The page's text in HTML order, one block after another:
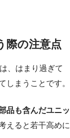
際の注意点
、はまり過ぎて
しまうことです。
品も含んだユニッ
えると若干高めに